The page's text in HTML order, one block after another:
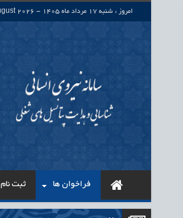
امروز : شنبه 17 مرداد ماه 1405 - Saturday 8 August 2026
فراخوان ها ثبت